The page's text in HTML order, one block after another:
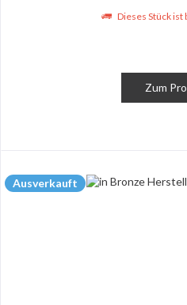
Dieses Stück
Zum
Ausverkauft